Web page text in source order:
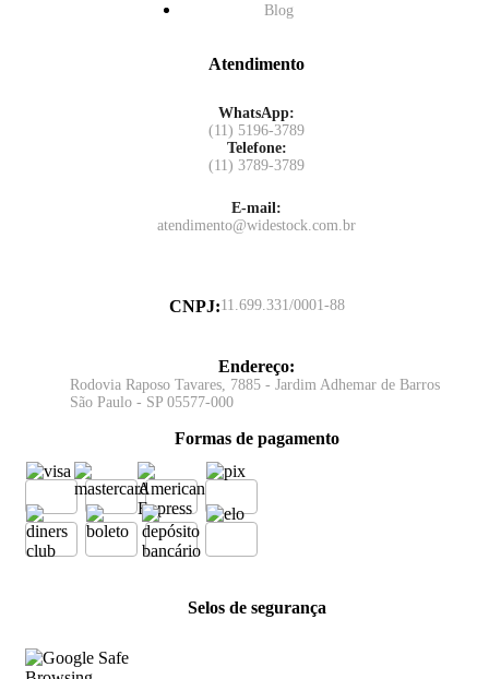
Blog
Atendimento
WhatsApp:
(11) 5196-3789
Telefone:
(11) 3789-3789
E-mail:
atendimento@widestock.com.br
CNPJ:11.699.331/0001-88
Endereço:
Rodovia Raposo Tavares, 7885 - Jardim Adhemar de Barros
São Paulo - SP 05577-000
Formas de pagamento
Selos de segurança